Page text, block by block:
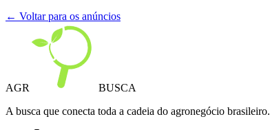
← Voltar para os anúncios
AGR
BUSCA
A busca que conecta toda a cadeia do agronegócio brasileiro.